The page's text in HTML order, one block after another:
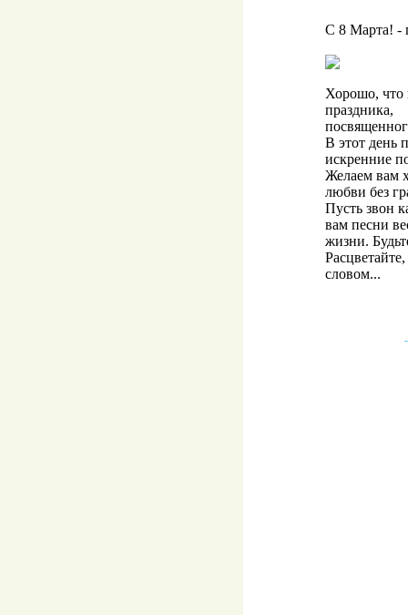
С 8 Марта! -
Хорошо, что
праздника,
В этот день
искренние
Желаем вам
любви без
Пусть звон
вам песни
жизни.
словом...